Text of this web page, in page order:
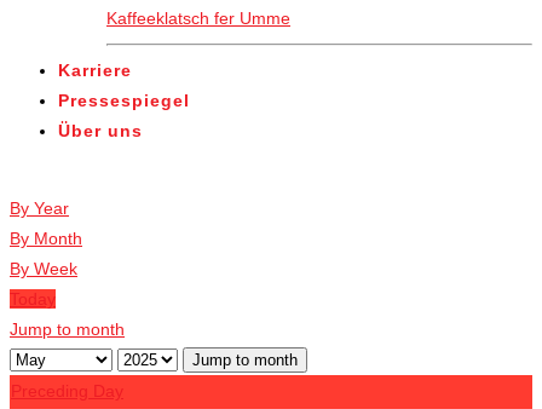
Kaffeeklatsch fer Umme
Karriere
Pressespiegel
Über uns
By Year
By Month
By Week
Today
Jump to month
Jump to month
Preceding Day